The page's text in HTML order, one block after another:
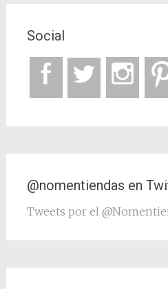
Social
@nomentiendas en
Tweets por el